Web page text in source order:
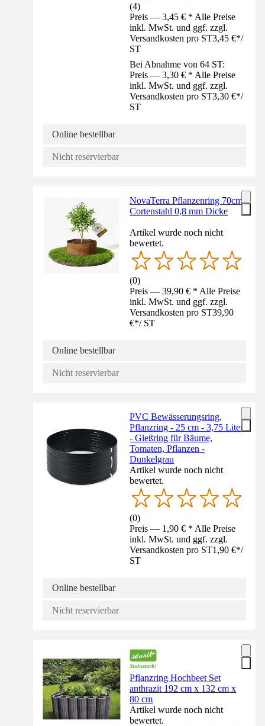
(4)
Preis — 3,45 € * Alle Preise
inkl. MwSt. und ggf. zzgl.
Versandkosten pro ST3,45 €*/
ST
Bei Abnahme von 64 ST:
Preis — 3,30 € * Alle Preise
inkl. MwSt. und ggf. zzgl.
Versandkosten pro ST3,30 €*/
ST
Online bestellbar
Nicht reservierbar
NovaTerra Pflanzenring 70cm
Cortenstahl 0,8 mm Dicke
Artikel wurde noch nicht
bewertet.
(0)
Preis — 39,90 € * Alle Preise
inkl. MwSt. und ggf. zzgl.
Versandkosten pro ST39,90
€*/ ST
Online bestellbar
Nicht reservierbar
PVC Bewässerungsring,
Pflanzring - 25 cm - 3,75 Liter
- Gießring für Bäume,
Tomaten, Pflanzen -
Dunkelgrau
Artikel wurde noch nicht
bewertet.
(0)
Preis — 1,90 € * Alle Preise
inkl. MwSt. und ggf. zzgl.
Versandkosten pro ST1,90 €*/
ST
Online bestellbar
Nicht reservierbar
Pflanzring Hochbeet Set
anthrazit 192 cm x 132 cm x
80 cm
Artikel wurde noch nicht
bewertet.